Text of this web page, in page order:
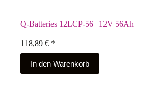
Q-Batteries 12LCP-56 | 12V 56Ah
118,89 € *
In den Warenkorb